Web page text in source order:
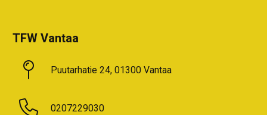
TFW Vantaa
Puutarhatie 24, 01300 Vantaa
0207229030